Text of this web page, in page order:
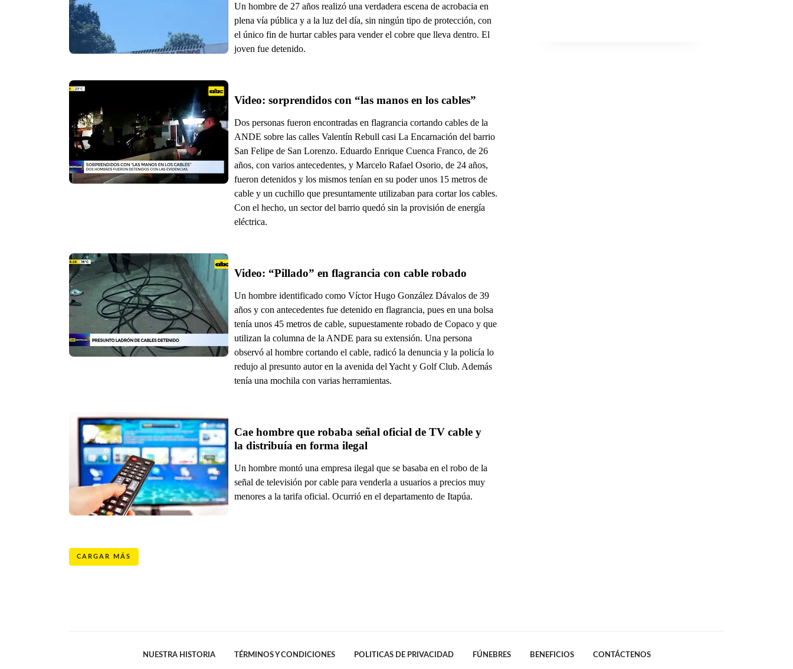
Un hombre de 27 años realizó una verdadera escena de acrobacia en
plena vía pública y a la luz del día, sin ningún tipo de protección, con
el único fin de hurtar cables para vender el cobre que lleva dentro. El
joven fue detenido.
Dos personas fueron encontradas en flagrancia cortando cables de la
ANDE sobre las calles Valentín Rebull casi La Encarnación del barrio
San Felipe de San Lorenzo. Eduardo Enrique Cuenca Franco, de 26
años, con varios antecedentes, y Marcelo Rafael Osorio, de 24 años,
fueron detenidos y los mismos tenían en su poder unos 15 metros de
cable y un cuchillo que presuntamente utilizaban para cortar los cables.
Con el hecho, un sector del barrio quedó sin la provisión de energía
eléctrica.
Un hombre identificado como Víctor Hugo González Dávalos de 39
años y con antecedentes fue detenido en flagrancia, pues en una bolsa
tenía unos 45 metros de cable, supuestamente robado de Copaco y que
utilizan la columna de la ANDE para su extensión. Una persona
observó al hombre cortando el cable, radicó la denuncia y la policía lo
redujo al presunto autor en la avenida del Yacht y Golf Club. Además
tenía una mochila con varias herramientas.
Cae hombre que robaba señal oficial de TV cable y
la distribuía en forma ilegal
Un hombre montó una empresa ilegal que se basaba en el robo de la
señal de televisión por cable para venderla a usuarios a precios muy
menores a la tarifa oficial. Ocurrió en el departamento de Itapúa.
CARGAR MÁS
NUESTRA HISTORIA TÉRMINOS Y CONDICIONES POLITICAS DE PRIVACIDAD FÚNEBRES BENEFICIOS CONTÁCTENOS